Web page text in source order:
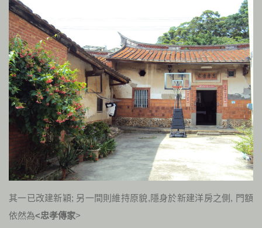
其一已改建新穎; 另一間則維持原貌,隱身於新建洋房之側, 門額
依然為<忠孝傳家>